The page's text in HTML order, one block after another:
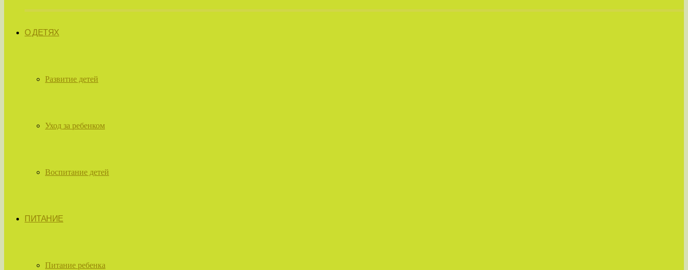
О ДЕТЯХ
Развитие детей
Уход за ребенком
Воспитание детей
ПИТАНИЕ
Питание ребенка